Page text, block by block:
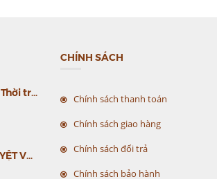
Công ty Cổ phần Thời trang MC Việt Nam (MC Fashion) tổ chức Gala mừng sinh nhật lần thứ 9
TRẢI NGHIỆM TUYỆT VỜI CÙNG MC VIỆT NAM
CHÍNH SÁCH
Chính sách thanh toán
Chính sách giao hàng
Chính sách đổi trả
Chính sách bảo hành